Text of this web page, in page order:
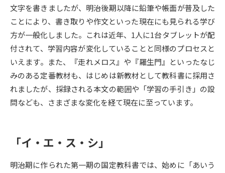
大学で学べる内容や特徴を調べる
新増設大学・学部・学科特集
国際・グローバルに強い大学特
集
データサイエンス特集 奨学金・特待生制度特集
新学年スタート号特集ページ
（高3生用）
SELFBRAND特集ページ
文字を書きましたが、明治後期以降に鉛筆や帳面が普及した
ことにより、書き取りや作文といった現在にも見られる学び
方が一般化しました。これは近年、1人に1台タブレットが配
付されて、学習内容が変化していることと同様のプロセスと
いえます。また、『走れメロス』や『羅生門』といったなじ
みのある定番教材も、はじめは新教材として教科書に採用さ
れましたが、採録される本文の範囲や「学習の手引き」の設
問なども、さまざまな変化を経て現在に至っています。
「イ・エ・ス・シ」
明治期に作られた第一期の国定教科書では、始めに「あいう